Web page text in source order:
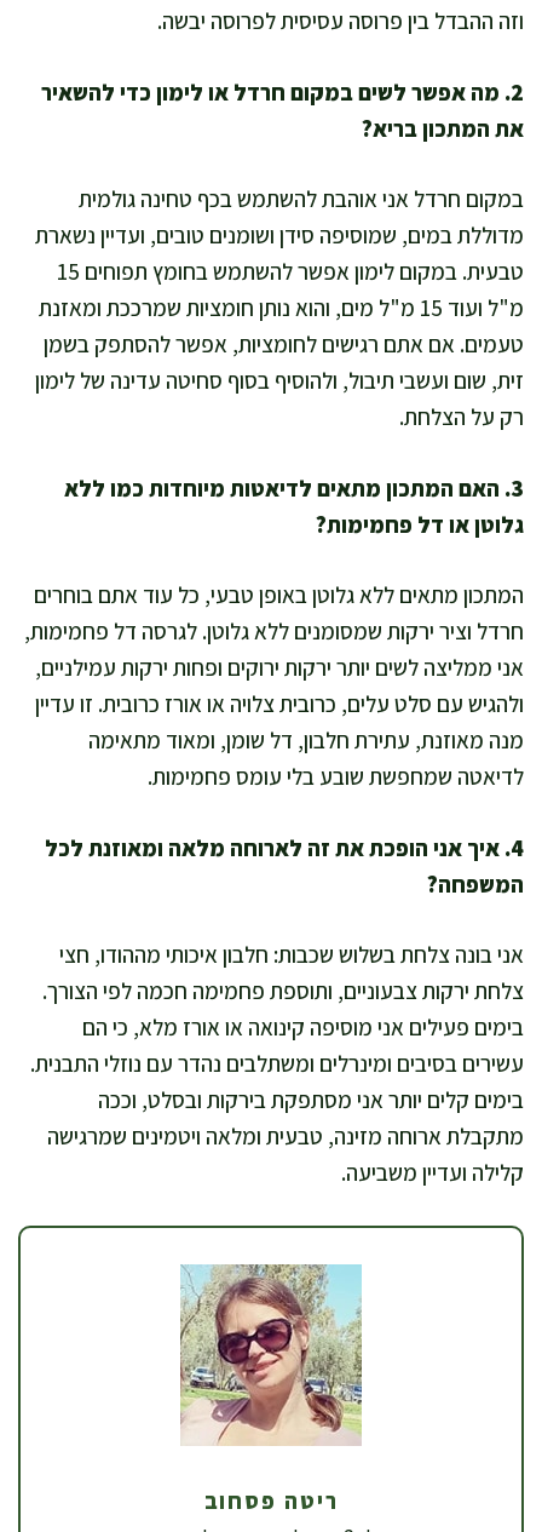
וזה ההבדל בין פרוסה עסיסית לפרוסה יבשה.
2. מה אפשר לשים במקום חרדל או לימון כדי להשאיר
את המתכון בריא?
במקום חרדל אני אוהבת להשתמש בכף טחינה גולמית
מדוללת במים, שמוסיפה סידן ושומנים טובים, ועדיין נשארת
טבעית. במקום לימון אפשר להשתמש בחומץ תפוחים 15
מ"ל ועוד 15 מ"ל מים, והוא נותן חומציות שמרככת ומאזנת
טעמים. אם אתם רגישים לחומציות, אפשר להסתפק בשמן
זית, שום ועשבי תיבול, ולהוסיף בסוף סחיטה עדינה של לימון
רק על הצלחת.
3. האם המתכון מתאים לדיאטות מיוחדות כמו ללא
גלוטן או דל פחמימות?
המתכון מתאים ללא גלוטן באופן טבעי, כל עוד אתם בוחרים
חרדל וציר ירקות שמסומנים ללא גלוטן. לגרסה דל פחמימות,
אני ממליצה לשים יותר ירקות ירוקים ופחות ירקות עמילניים,
ולהגיש עם סלט עלים, כרובית צלויה או אורז כרובית. זו עדיין
מנה מאוזנת, עתירת חלבון, דל שומן, ומאוד מתאימה
לדיאטה שמחפשת שובע בלי עומס פחמימות.
4. איך אני הופכת את זה לארוחה מלאה ומאוזנת לכל
המשפחה?
אני בונה צלחת בשלוש שכבות: חלבון איכותי מההודו, חצי
צלחת ירקות צבעוניים, ותוספת פחמימה חכמה לפי הצורך.
בימים פעילים אני מוסיפה קינואה או אורז מלא, כי הם
עשירים בסיבים ומינרלים ומשתלבים נהדר עם נוזלי התבנית.
בימים קלים יותר אני מסתפקת בירקות ובסלט, וככה
מתקבלת ארוחה מזינה, טבעית ומלאה ויטמינים שמרגישה
קלילה ועדיין משביעה.
ריטה פסחוב